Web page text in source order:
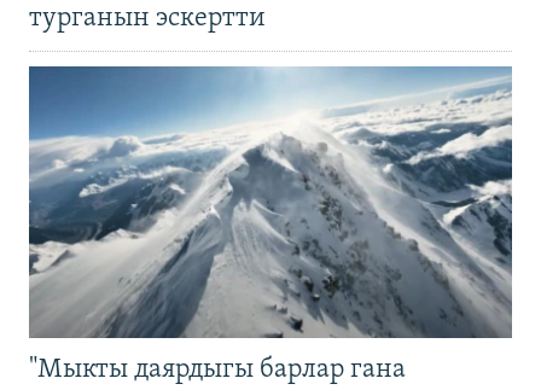
турганын эскертти
"Мыкты даярдыгы барлар гана